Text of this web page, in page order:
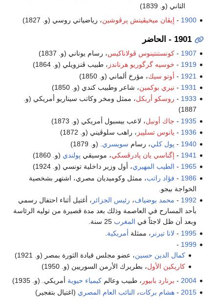
الثاني (و. 1839)
1900
- إيڤان ميخيڤيتش پرڤوشين، رياضياتي روسي (و. 1827)
1901 - الحاضر
1907
-كونستنتينوس ڤولاناكيس، رسام يوناني (و. 1837)
1919
- خوسيه گرگوريو هرناندز ، طبيب ڤنزويلي (و. 1864)
1921
- أوتو سيك، مؤرخ ألماني (و. 1850)
1931
- نيري بوكمين، شاعر وطبيب كندي (و. 1850)
1933
- روسكو أربكل، ممثل ومخر وكاتب سيناريو أمريكي (و.
1887)
1935
- جاك أونيل، لاعب بيسبول أمريكي (و. 1873)
1936
- يانوس تسلپيز ، راهب سلوڤيني (و. 1872)
1940
- پول كلي، رسام سويسري . (و. 1879)
1941
- إگناسي يان پادرڤسكي، موسيقي پولندي (و. 1860)
1965
- الطيب المهيري، أول وزير داخلية تونسي (و. 1924)
1986
- فؤاد راتب، ممثل وكوميديان مصري، اشتهر بشخصية
الخواجة بيجو.
1992
- محمد بوضياف، رئيس الجزائر ، أغتيل أثناء احتفال رسمي
بأحد المسارح في العاصمة وذلك بعد مدة قصيرة من توليه الرئاسة
وبعد أن ظل لاجئاً في المغرب 25 سنة.
1995
- لانا تيرنر ، ممثلة أمريكية
1999
-
كمال الدين حسين، عضو مجلس قيادة الثورة بمصر (و. 1921)
كاريكين الأول، بطريرك الأرمن السوريين (و. 1950)
2004
- برنارد بابيور ، طبيب وعالمكيمياء حيوية أمريكي. (و. 1935)
2015
-هشام بركات، النائب العام المصري (اغتيال بتفجير)